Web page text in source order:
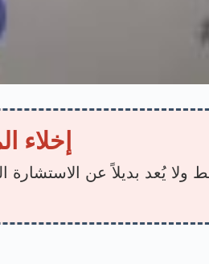
إخلاء
ولا يُعد بديلاً عن الاستشارة